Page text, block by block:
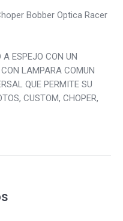
Bobber Optica Racer
A ESPEJO CON UN
LAMPARA COMUN
QUE PERMITE SU
CUSTOM, CHOPER,